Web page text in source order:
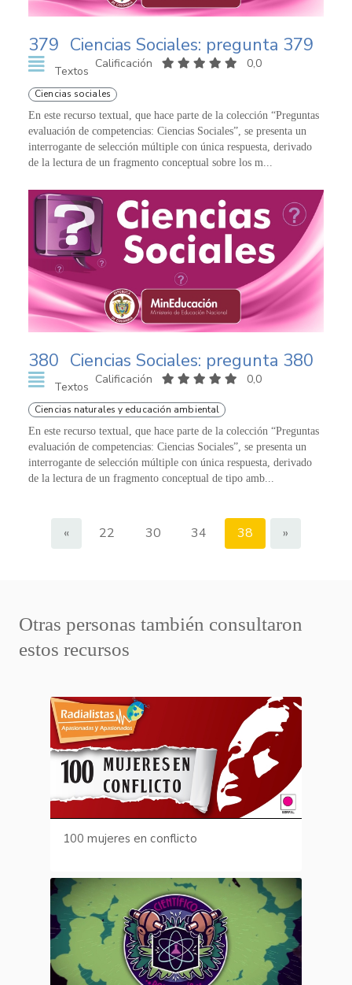
379 Ciencias Sociales: pregunta 379
Textos
Calificación 0,0
Ciencias sociales
En este recurso textual, que hace parte de la colección “Preguntas
evaluación de competencias: Ciencias Sociales”, se presenta un
interrogante de selección múltiple con única respuesta, derivado
de la lectura de un fragmento conceptual sobre los m...
380 Ciencias Sociales: pregunta 380
Textos
Calificación 0,0
Ciencias naturales y educación ambiental
En este recurso textual, que hace parte de la colección “Preguntas
evaluación de competencias: Ciencias Sociales”, se presenta un
interrogante de selección múltiple con única respuesta, derivado
de la lectura de un fragmento conceptual de tipo amb...
« 22 30 34 38 »
Otras personas también consultaron
estos recursos
100 mujeres en conflicto